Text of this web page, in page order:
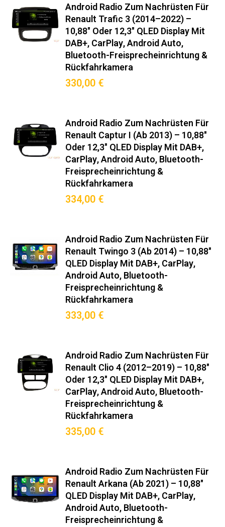
Android Radio Zum Nachrüsten Für
Renault Trafic 3 (2014–2022) –
10,88" Oder 12,3" QLED Display Mit
DAB+, CarPlay, Android Auto,
Bluetooth-Freisprecheinrichtung &
Rückfahrkamera
330,00 €
Android Radio Zum Nachrüsten Für
Renault Captur I (ab 2013) – 10,88"
Oder 12,3" QLED Display Mit DAB+,
CarPlay, Android Auto, Bluetooth-
Freisprecheinrichtung &
Rückfahrkamera
334,00 €
Android Radio Zum Nachrüsten Für
Renault Twingo 3 (ab 2014) – 10,88"
QLED Display Mit DAB+, CarPlay,
Android Auto, Bluetooth-
Freisprecheinrichtung &
Rückfahrkamera
333,00 €
Android Radio Zum Nachrüsten Für
Renault Clio 4 (2012–2019) – 10,88"
Oder 12,3" QLED Display Mit DAB+,
CarPlay, Android Auto, Bluetooth-
Freisprecheinrichtung &
Rückfahrkamera
335,00 €
Android Radio Zum Nachrüsten Für
Renault Arkana (ab 2021) – 10,88"
QLED Display Mit DAB+, CarPlay,
Android Auto, Bluetooth-
Freisprecheinrichtung &